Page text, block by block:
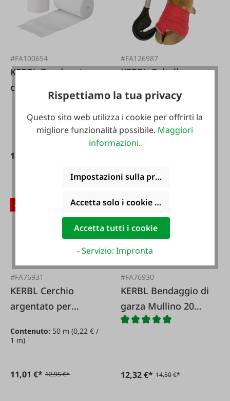
#FA100654
KERBL Bendaggio a
corta estensibilità
Stretchino 10 pezzi.
13,56 €*
#FA126987
KERBL Coltello per
-15 %
#FA76931
KERBL Cerchio
argentato per
Contenuto: 50 m (0,22 € /
1 m)
11,01 €* 12,95 €*
-15 %
#FA76930
KERBL Bendaggio di
garza Mullino 20
pezzi.
12,32 €* 14,50 €*
Rispettiamo la tua privacy
Questo sito web utilizza i cookie per offrirti la
migliore funzionalità possibile. Maggiori
informazioni.
Impostazioni sulla privacy
Accetta solo i cookie funzionali
Accetta tutti i cookie
- Servizio: Impronta